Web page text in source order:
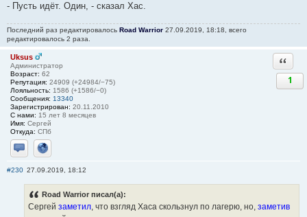
- Пусть идёт. Один, - сказал Хас.
Последний раз редактировалось Road Warrior 27.09.2019, 18:18, всего
редактировалось 2 раза.
Uksus
Администратор
Возраст: 62
Репутация: 24909 (+24984/−75)
Лояльность: 1586 (+1586/−0)
Сообщения: 13340
Зарегистрирован: 20.11.2010
С нами: 15 лет 8 месяцев
Имя: Сергей
Откуда: СПб
Отправить личное сообщение
Сайт
1
#230 27.09.2019, 18:12
Road Warrior писал(а):
Сергей заметил , что взгляд Хаса скользнул по лагерю, но, заметив